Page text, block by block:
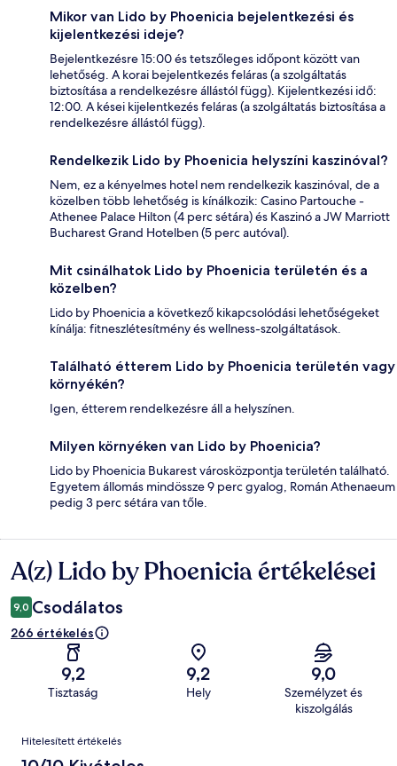
Mikor van Lido by Phoenicia bejelentkezési és
kijelentkezési ideje?
Bejelentkezésre 15:00 és tetszőleges időpont között van
lehetőség. A korai bejelentkezés feláras (a szolgáltatás
biztosítása a rendelkezésre állástól függ). Kijelentkezési idő:
12:00. A kései kijelentkezés feláras (a szolgáltatás biztosítása a
rendelkezésre állástól függ).
Rendelkezik Lido by Phoenicia helyszíni kaszinóval?
Nem, ez a kényelmes hotel nem rendelkezik kaszinóval, de a
közelben több lehetőség is kínálkozik: Casino Partouche -
Athenee Palace Hilton (4 perc sétára) és Kaszinó a JW Marriott
Bucharest Grand Hotelben (5 perc autóval).
Mit csinálhatok Lido by Phoenicia területén és a
közelben?
Lido by Phoenicia a következő kikapcsolódási lehetőségeket
kínálja: fitneszlétesítmény és wellness-szolgáltatások.
Található étterem Lido by Phoenicia területén vagy
környékén?
Igen, étterem rendelkezésre áll a helyszínen.
Milyen környéken van Lido by Phoenicia?
Lido by Phoenicia Bukarest városközpontja területén található.
Egyetem állomás mindössze 9 perc gyalog, Román Athenaeum
pedig 3 perc sétára van tőle.
Értékelések
A(z) Lido by Phoenicia értékelései
9,0 Csodálatos
266 értékelés
9,2
Tisztaság
9,2
Hely
9,0
Személyzet és
kiszolgálás
Értékelések
Hitelesített értékelés